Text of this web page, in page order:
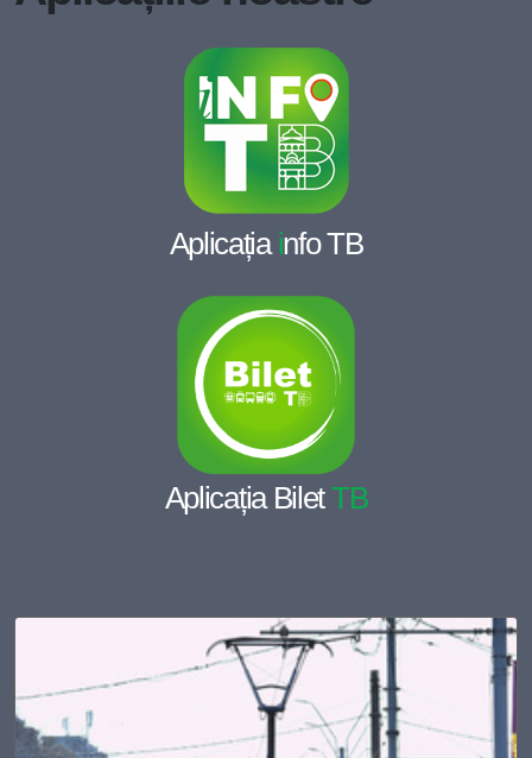
Aplicația info TB
Aplicația BiletTB